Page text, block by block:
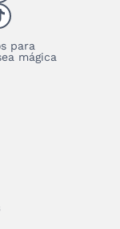
para
mágica